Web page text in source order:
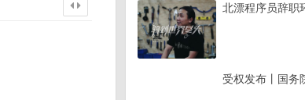
北漂程序员辞职
受权发布丨国务